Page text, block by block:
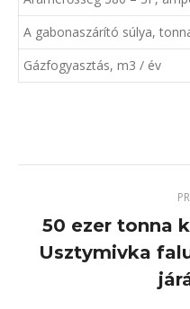
A gabonaszárító súlya,
Gázfogyasztás, m3 / év
50 ezer tonna
Usztymivka